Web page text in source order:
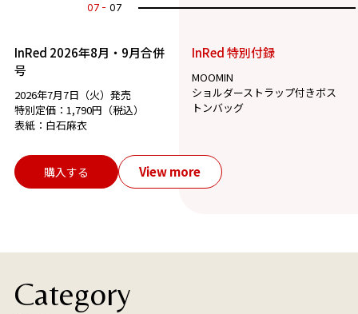
07 07
InRed 2026年8月・9月合併
号
2026年7月7日（火）発売
特別定価：1,790円（税込）
表紙：白石麻衣
InRed 特別付録
MOOMIN
ショルダーストラップ付きボス
トンバッグ
購入する View more
Category